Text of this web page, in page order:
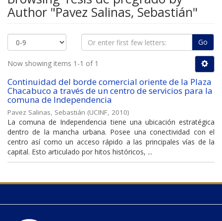
Author "Pavez Salinas, Sebastián"
Go
Now showing items 1-1 of 1
Continuidad del borde comercial oriente de la Plaza
Chacabuco a través de un centro de servicios para la
comuna de Independencia
Pavez Salinas, Sebastián (UCINF, 2010)
La comuna de Independencia tiene una ubicación estratégica
dentro de la mancha urbana. Posee una conectividad con el
centro así como un acceso rápido a las principales vías de la
capital. Esto articulado por hitos históricos, ...